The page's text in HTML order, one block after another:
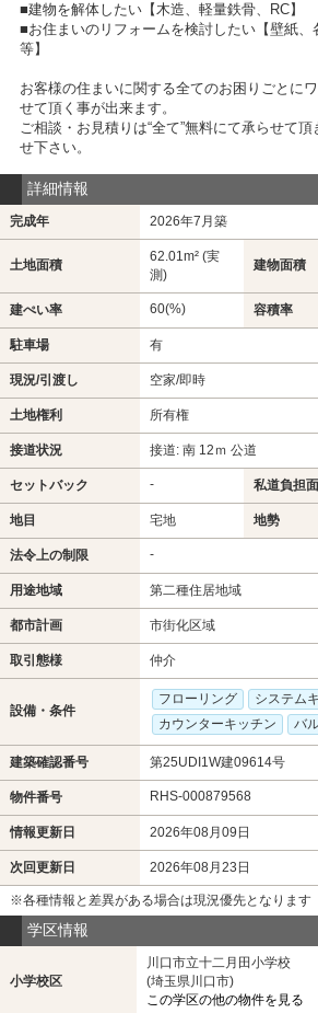
■建物を解体したい【木造、軽量鉄骨、RC】
■お住まいのリフォームを検討したい【壁紙、
等】
お客様の住まいに関する全てのお困りごとに
せて頂く事が出来ます。
ご相談・お見積りは“全て”無料にて承らせて
せ下さい。
詳細情報
完成年 2026年7月築
土地面積
62.01m² (実
測)
建物面積
建ぺい率 60(%) 容積率
駐車場 有
現況/引渡し 空家/即時
土地権利 所有権
接道状況 接道: 南 12ｍ 公道
セットバック - 私道負担
地目 宅地 地勢
法令上の制限 -
用途地域 第二種住居地域
都市計画 市街化区域
取引態様 仲介
設備・条件
フローリング
システム
カウンターキッチン
バ
建築確認番号 第25UDI1W建09614号
物件番号 RHS-000879568
情報更新日 2026年08月09日
次回更新日 2026年08月23日
※各種情報と差異がある場合は現況優先となります
学区情報
小学校区
川口市立十二月田小学校
(埼玉県川口市)
この学区の他の物件を見る